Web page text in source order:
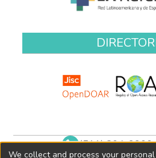
(511) 204-9900
We collect and process your